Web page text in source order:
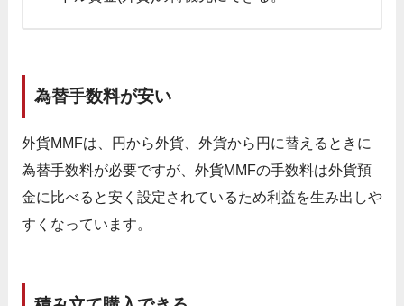
為替手数料が安い
外貨MMFは、円から外貨、外貨から円に替えるときに
為替手数料が必要ですが、外貨MMFの手数料は外貨預
金に比べると安く設定されているため利益を生み出しや
すくなっています。